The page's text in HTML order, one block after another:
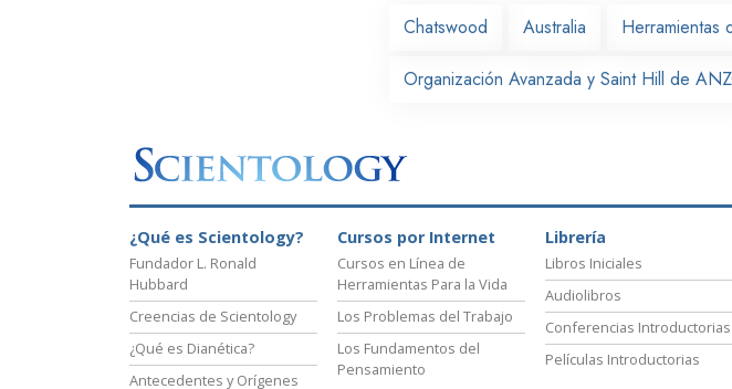
Chatswood
Australia Herramientas
Organización Avanzada y Saint Hill de
¿Qué es Scientology?
Fundador L. Ronald
Hubbard
Creencias de Scientology
¿Qué es Dianética?
Antecedentes y Orígenes
Cursos por Internet
Cursos en Línea de
Herramientas Para la Vida
Los Problemas del Trabajo
Los Fundamentos del
Pensamiento
Librería
Libros Iniciales
Audiolibros
Conferencias Introductorias
Películas Introductorias